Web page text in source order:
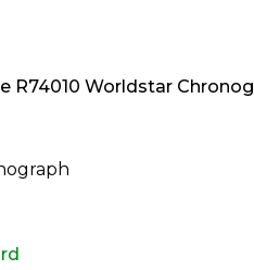
R74010 Worldstar